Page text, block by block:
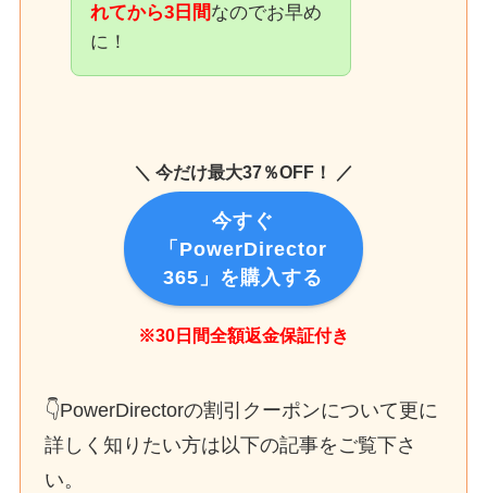
れてから3日間なのでお早め
に！
＼ 今だけ最大37％OFF！ ／
今すぐ
「PowerDirector
365」を購入する
※30日間全額返金保証付き
👇PowerDirectorの割引クーポンについて更に
詳しく知りたい方は以下の記事をご覧下さ
い。